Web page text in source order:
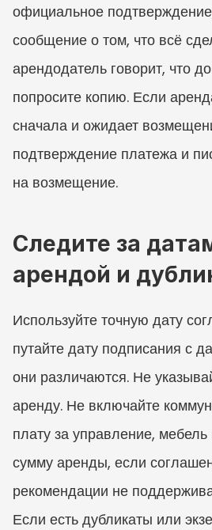
официальное
сообщение о том, что всё
арендодатель говорит, что
попросите копию. Если
сначала и ожидает
подтверждение платежа и
на возмещение.
Следите за
арендой и
Используйте точную дату
путайте дату подписания с
они различаются. Не
аренду. Не включайте
плату за управление, мебель
сумму аренды, если
рекомендации не
Если есть дубликаты или